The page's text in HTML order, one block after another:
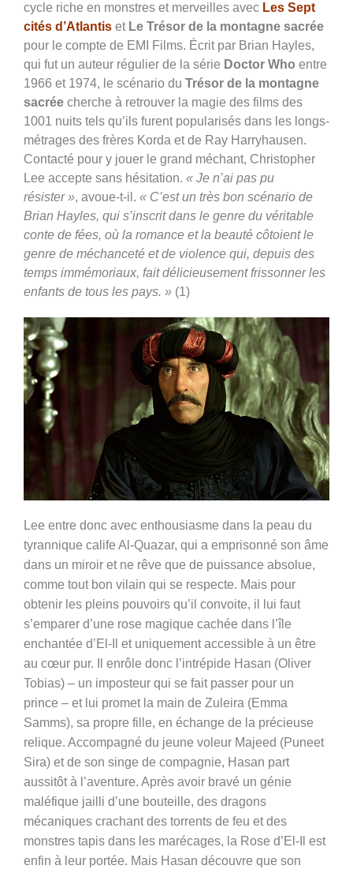
cycle riche en monstres et merveilles avec Les Sept
cités d’Atlantis et Le Trésor de la montagne sacrée
pour le compte de EMI Films. Écrit par Brian Hayles,
qui fut un auteur régulier de la série Doctor Who entre
1966 et 1974, le scénario du Trésor de la montagne
sacrée cherche à retrouver la magie des films des
1001 nuits tels qu’ils furent popularisés dans les longs-
métrages des frères Korda et de Ray Harryhausen.
Contacté pour y jouer le grand méchant, Christopher
Lee accepte sans hésitation. « Je n’ai pas pu
résister », avoue-t-il. « C’est un très bon scénario de
Brian Hayles, qui s’inscrit dans le genre du véritable
conte de fées, où la romance et la beauté côtoient le
genre de méchanceté et de violence qui, depuis des
temps immémoriaux, fait délicieusement frissonner les
enfants de tous les pays. » (1)
Lee entre donc avec enthousiasme dans la peau du
tyrannique calife Al-Quazar, qui a emprisonné son âme
dans un miroir et ne rêve que de puissance absolue,
comme tout bon vilain qui se respecte. Mais pour
obtenir les pleins pouvoirs qu’il convoite, il lui faut
s’emparer d’une rose magique cachée dans l’île
enchantée d’El-Il et uniquement accessible à un être
au cœur pur. Il enrôle donc l’intrépide Hasan (Oliver
Tobias) – un imposteur qui se fait passer pour un
prince – et lui promet la main de Zuleira (Emma
Samms), sa propre fille, en échange de la précieuse
relique. Accompagné du jeune voleur Majeed (Puneet
Sira) et de son singe de compagnie, Hasan part
aussitôt à l’aventure. Après avoir bravé un génie
maléfique jailli d’une bouteille, des dragons
mécaniques crachant des torrents de feu et des
monstres tapis dans les marécages, la Rose d’El-Il est
enfin à leur portée. Mais Hasan découvre que son